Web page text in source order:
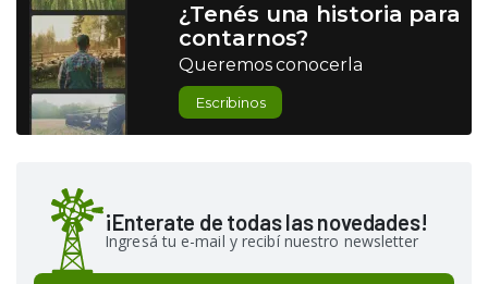
¿Tenés una historia para
contarnos?
Queremos conocerla
Escribinos
¡Enterate de todas las novedades!
Ingresá tu e-mail y recibí nuestro newsletter